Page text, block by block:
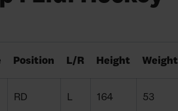
Position L/R Height Weight
RD L 164 53